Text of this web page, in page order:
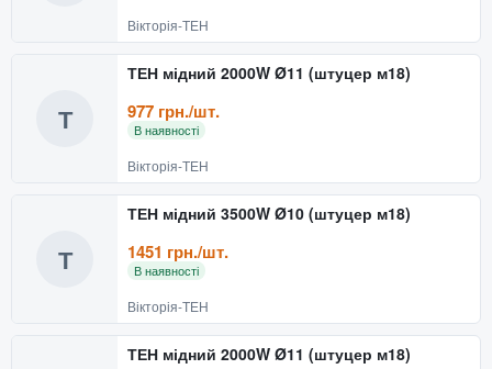
Вікторія-ТЕН
Т
ТЕН мідний 2000W Ø11 (штуцер м18)
977 грн./шт.
В наявності
Вікторія-ТЕН
Т
ТЕН мідний 3500W Ø10 (штуцер м18)
1451 грн./шт.
В наявності
Вікторія-ТЕН
ТЕН мідний 2000W Ø11 (штуцер м18)